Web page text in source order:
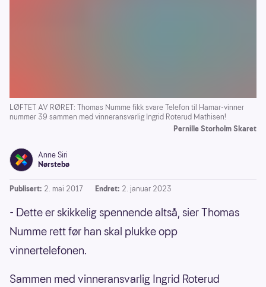
LØFTET AV RØRET: Thomas Numme fikk svare Telefon til Hamar-vinner
nummer 39 sammen med vinneransvarlig Ingrid Roterud Mathisen!
Pernille Storholm Skaret
Anne Siri
Nørstebø
Publisert: 2. mai 2017 Endret: 2. januar 2023
- Dette er skikkelig spennende altså, sier Thomas
Numme rett før han skal plukke opp
vinnertelefonen.
Sammen med vinneransvarlig Ingrid Roterud